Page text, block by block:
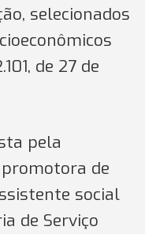
selecionados
de 27 de
pela
promotora de
social
de Serviço